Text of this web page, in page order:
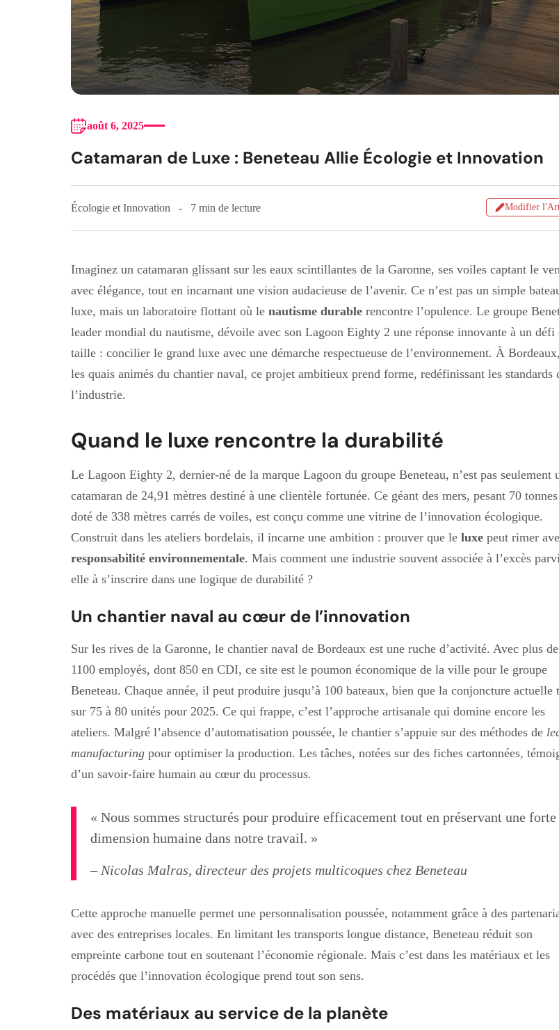
août 6, 2025
Catamaran de Luxe : Beneteau Allie Écologie et Innovation
Écologie et Innovation 7 min de lecture Modifier
Imaginez un catamaran glissant sur les eaux scintillantes de la Garonne, ses voiles captant le
avec élégance, tout en incarnant une vision audacieuse de l’avenir. Ce n’est pas un simple
luxe, mais un laboratoire flottant où le nautisme durable rencontre l’opulence. Le groupe
leader mondial du nautisme, dévoile avec son Lagoon Eighty 2 une réponse innovante à un défi
taille : concilier le grand luxe avec une démarche respectueuse de l’environnement. À
les quais animés du chantier naval, ce projet ambitieux prend forme, redéfinissant les standards
l’industrie.
Quand le luxe rencontre la durabilité
Le Lagoon Eighty 2, dernier-né de la marque Lagoon du groupe Beneteau, n’est pas seulement
catamaran de 24,91 mètres destiné à une clientèle fortunée. Ce géant des mers, pesant 70
doté de 338 mètres carrés de voiles, est conçu comme une vitrine de l’innovation écologique.
Construit dans les ateliers bordelais, il incarne une ambition : prouver que le luxe peut rimer
responsabilité environnementale. Mais comment une industrie souvent associée à l’excès
elle à s’inscrire dans une logique de durabilité ?
Un chantier naval au cœur de l’innovation
Sur les rives de la Garonne, le chantier naval de Bordeaux est une ruche d’activité. Avec plus de
1100 employés, dont 850 en CDI, ce site est le poumon économique de la ville pour le groupe
Beneteau. Chaque année, il peut produire jusqu’à 100 bateaux, bien que la conjoncture actuelle
sur 75 à 80 unités pour 2025. Ce qui frappe, c’est l’approche artisanale qui domine encore les
ateliers. Malgré l’absence d’automatisation poussée, le chantier s’appuie sur des méthodes de
manufacturing pour optimiser la production. Les tâches, notées sur des fiches cartonnées,
d’un savoir-faire humain au cœur du processus.
« Nous sommes structurés pour produire efficacement tout en préservant une forte
dimension humaine dans notre travail. »
– Nicolas Malras, directeur des projets multicoques chez Beneteau
Cette approche manuelle permet une personnalisation poussée, notamment grâce à des
avec des entreprises locales. En limitant les transports longue distance, Beneteau réduit son
empreinte carbone tout en soutenant l’économie régionale. Mais c’est dans les matériaux et les
procédés que l’innovation écologique prend tout son sens.
Des matériaux au service de la planète